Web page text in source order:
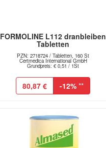
FORMOLINE L112 dranbleiben
Tabletten
PZN: 2718724 / Tabletten, 160 St
Certmedica International GmbH
Grundpreis: € 0,51 / 1St
80,87 € -12% **